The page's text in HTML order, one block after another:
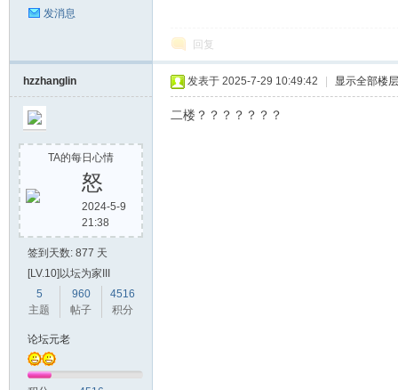
发消息
回复
hzzhanglin
TA的每日心情
怒
2024-5-9
21:38
签到天数: 877 天
[LV.10]以坛为家III
5
主题
960
帖子
4516
积分
论坛元老
发表于 2025-7-29 10:49:42 显示全部楼层
二楼？？？？？？？